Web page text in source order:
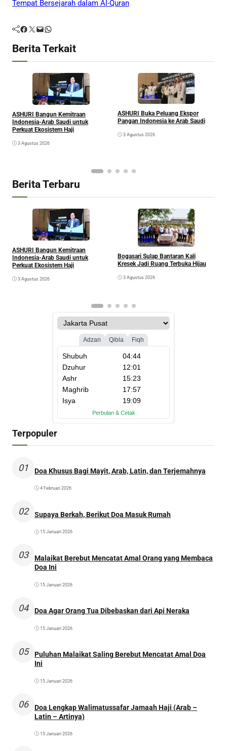
Tempat Bersejarah dalam Al-Quran
Facebook Twitter Mail WhatsApp
Berita Terkait
Agama
ASHURI Bangun Kemitraan
Indonesia-Arab Saudi untuk
Perkuat Ekosistem Haji
3 Agustus 2026
Agama
ASHURI Buka Peluang Ekspor
Pangan Indonesia ke Arab Saudi
3 Agustus 2026
Berita Terbaru
Agama
ASHURI Bangun Kemitraan
Indonesia-Arab Saudi untuk
Perkuat Ekosistem Haji
3 Agustus 2026
Kesra
Bogasari Sulap Bantaran Kali
Kresek Jadi Ruang Terbuka Hijau
3 Agustus 2026
Terpopuler
01 Doa Khusus Bagi Mayit, Arab, Latin, dan Terjemahnya
4 Februari 2026
02 Supaya Berkah, Berikut Doa Masuk Rumah
15 Januari 2026
03
Malaikat Berebut Mencatat Amal Orang yang Membaca
Doa Ini
15 Januari 2026
04 Doa Agar Orang Tua Dibebaskan dari Api Neraka
15 Januari 2026
05
Puluhan Malaikat Saling Berebut Mencatat Amal Doa
Ini
15 Januari 2026
06
Doa Lengkap Walimatussafar Jamaah Haji (Arab –
Latin – Artinya)
15 Januari 2026